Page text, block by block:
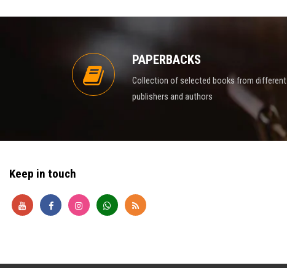
PAPERBACKS
Collection of selected books from different
publishers and authors
Keep in touch